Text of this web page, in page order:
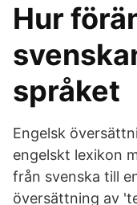
Hur
språket
Engelsk
engelskt lexikon
från svenska till
översättning av